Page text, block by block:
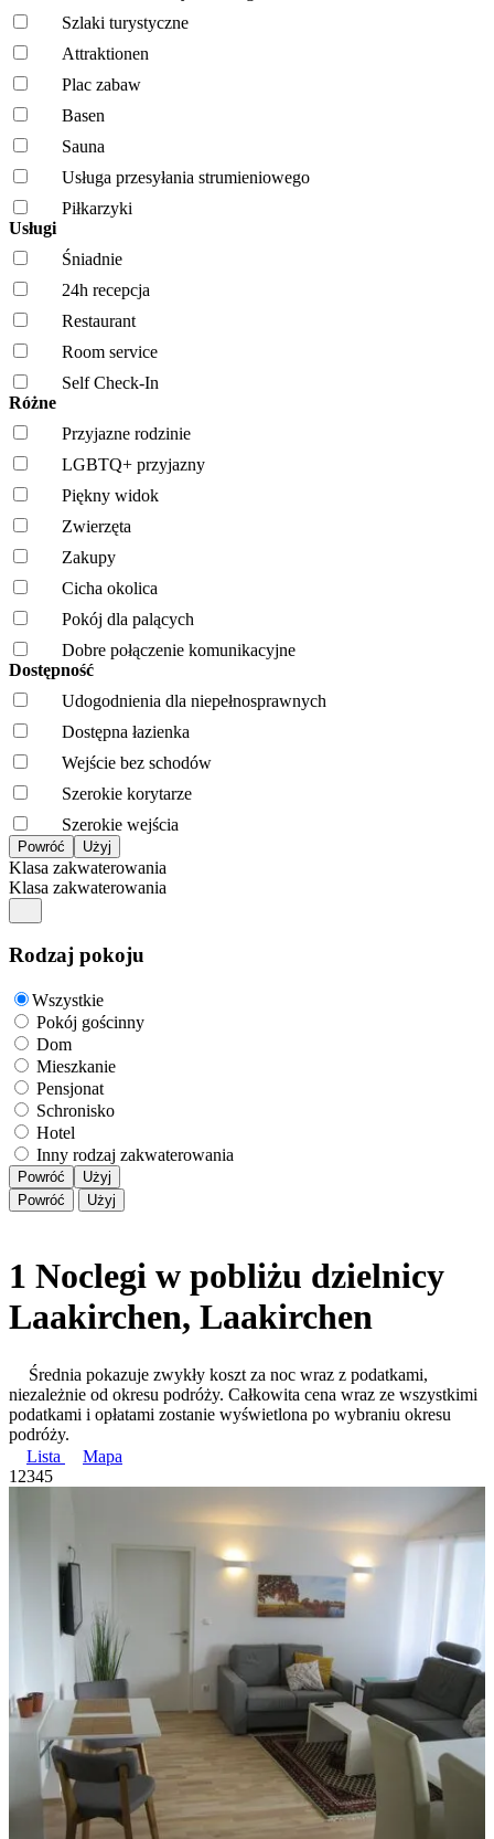
Szlaki turystyczne
Attraktionen
Plac zabaw
Basen
Sauna
Usługa przesyłania strumieniowego
Piłkarzyki
Usługi
Śniadnie
24h recepcja
Restaurant
Room service
Self Check-In
Różne
Przyjazne rodzinie
LGBTQ+ przyjazny
Piękny widok
Zwierzęta
Zakupy
Cicha okolica
Pokój dla palących
Dobre połączenie komunikacyjne
Dostępność
Udogodnienia dla niepełnosprawnych
Dostępna łazienka
Wejście bez schodów
Szerokie korytarze
Szerokie wejścia
Klasa zakwaterowania
Klasa zakwaterowania
Rodzaj pokoju
Wszystkie
Pokój gościnny
Dom
Mieszkanie
Pensjonat
Schronisko
Hotel
Inny rodzaj zakwaterowania
Powróć
Użyj
Powróć
Użyj
1 Noclegi w pobliżu dzielnicy
Laakirchen, Laakirchen
Średnia pokazuje zwykły koszt za noc wraz z podatkami,
niezależnie od okresu podróży. Całkowita cena wraz ze wszystkimi
podatkami i opłatami zostanie wyświetlona po wybraniu okresu
podróży.
Lista
Mapa
1 2345